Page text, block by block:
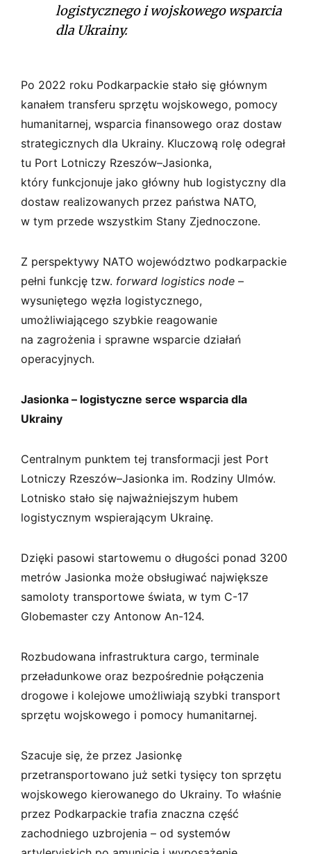
logistycznego i wojskowego wsparcia
dla Ukrainy.
Po 2022 roku Podkarpackie stało się głównym
kanałem transferu sprzętu wojskowego, pomocy
humanitarnej, wsparcia finansowego oraz dostaw
strategicznych dla Ukrainy. Kluczową rolę odegrał
tu Port Lotniczy Rzeszów–Jasionka,
który funkcjonuje jako główny hub logistyczny dla
dostaw realizowanych przez państwa NATO,
w tym przede wszystkim Stany Zjednoczone.
Z perspektywy NATO województwo podkarpackie
pełni funkcję tzw. forward logistics node –
wysuniętego węzła logistycznego,
umożliwiającego szybkie reagowanie
na zagrożenia i sprawne wsparcie działań
operacyjnych.
Jasionka – logistyczne serce wsparcia dla
Ukrainy
Centralnym punktem tej transformacji jest Port
Lotniczy Rzeszów–Jasionka im. Rodziny Ulmów.
Lotnisko stało się najważniejszym hubem
logistycznym wspierającym Ukrainę.
Dzięki pasowi startowemu o długości ponad 3200
metrów Jasionka może obsługiwać największe
samoloty transportowe świata, w tym C-17
Globemaster czy Antonow An-124.
Rozbudowana infrastruktura cargo, terminale
przeładunkowe oraz bezpośrednie połączenia
drogowe i kolejowe umożliwiają szybki transport
sprzętu wojskowego i pomocy humanitarnej.
Szacuje się, że przez Jasionkę
przetransportowano już setki tysięcy ton sprzętu
wojskowego kierowanego do Ukrainy. To właśnie
przez Podkarpackie trafia znaczna część
zachodniego uzbrojenia – od systemów